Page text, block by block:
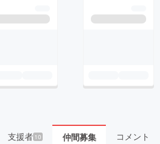
支援者 10 仲間募集 コメント